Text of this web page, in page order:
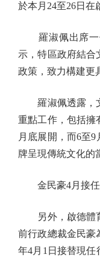
於本月24至26日在
羅淑佩出席一
示，特區政府結合
政策，致力構建更
羅淑佩透露，文
重點工作，包括擁
月底展開，而6至
牌呈現傳統文化的
金民豪4月接任
另外，啟德體育
前行政總裁金民豪
年4月1日接替現任